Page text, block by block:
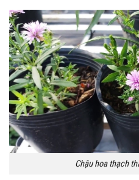
Chậu hoa thạch